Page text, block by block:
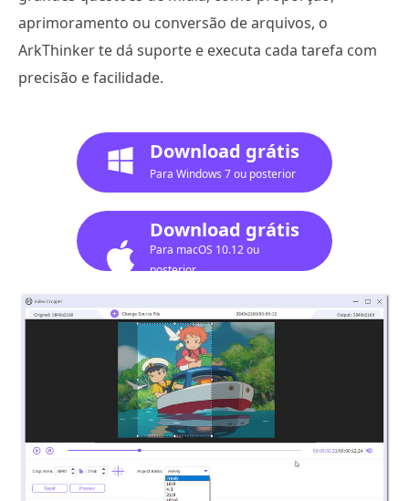
aprimoramento ou conversão de arquivos, o
ArkThinker te dá suporte e executa cada tarefa com
precisão e facilidade.
Download grátis
Para Windows 7 ou posterior
Download grátis
Para macOS 10.12 ou
posterior